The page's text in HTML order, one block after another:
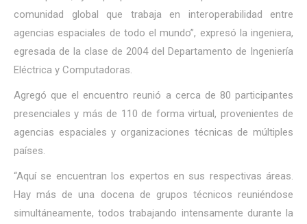
comunidad global que trabaja en interoperabilidad entre
agencias espaciales de todo el mundo”, expresó la ingeniera,
egresada de la clase de 2004 del Departamento de Ingeniería
Eléctrica y Computadoras.
Agregó que el encuentro reunió a cerca de 80 participantes
presenciales y más de 110 de forma virtual, provenientes de
agencias espaciales y organizaciones técnicas de múltiples
países.
“Aquí se encuentran los expertos en sus respectivas áreas.
Hay más de una docena de grupos técnicos reuniéndose
simultáneamente, todos trabajando intensamente durante la